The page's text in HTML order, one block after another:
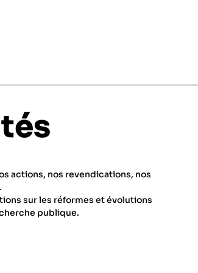
actions, nos revendications, nos
sur les réformes et évolutions
publique.